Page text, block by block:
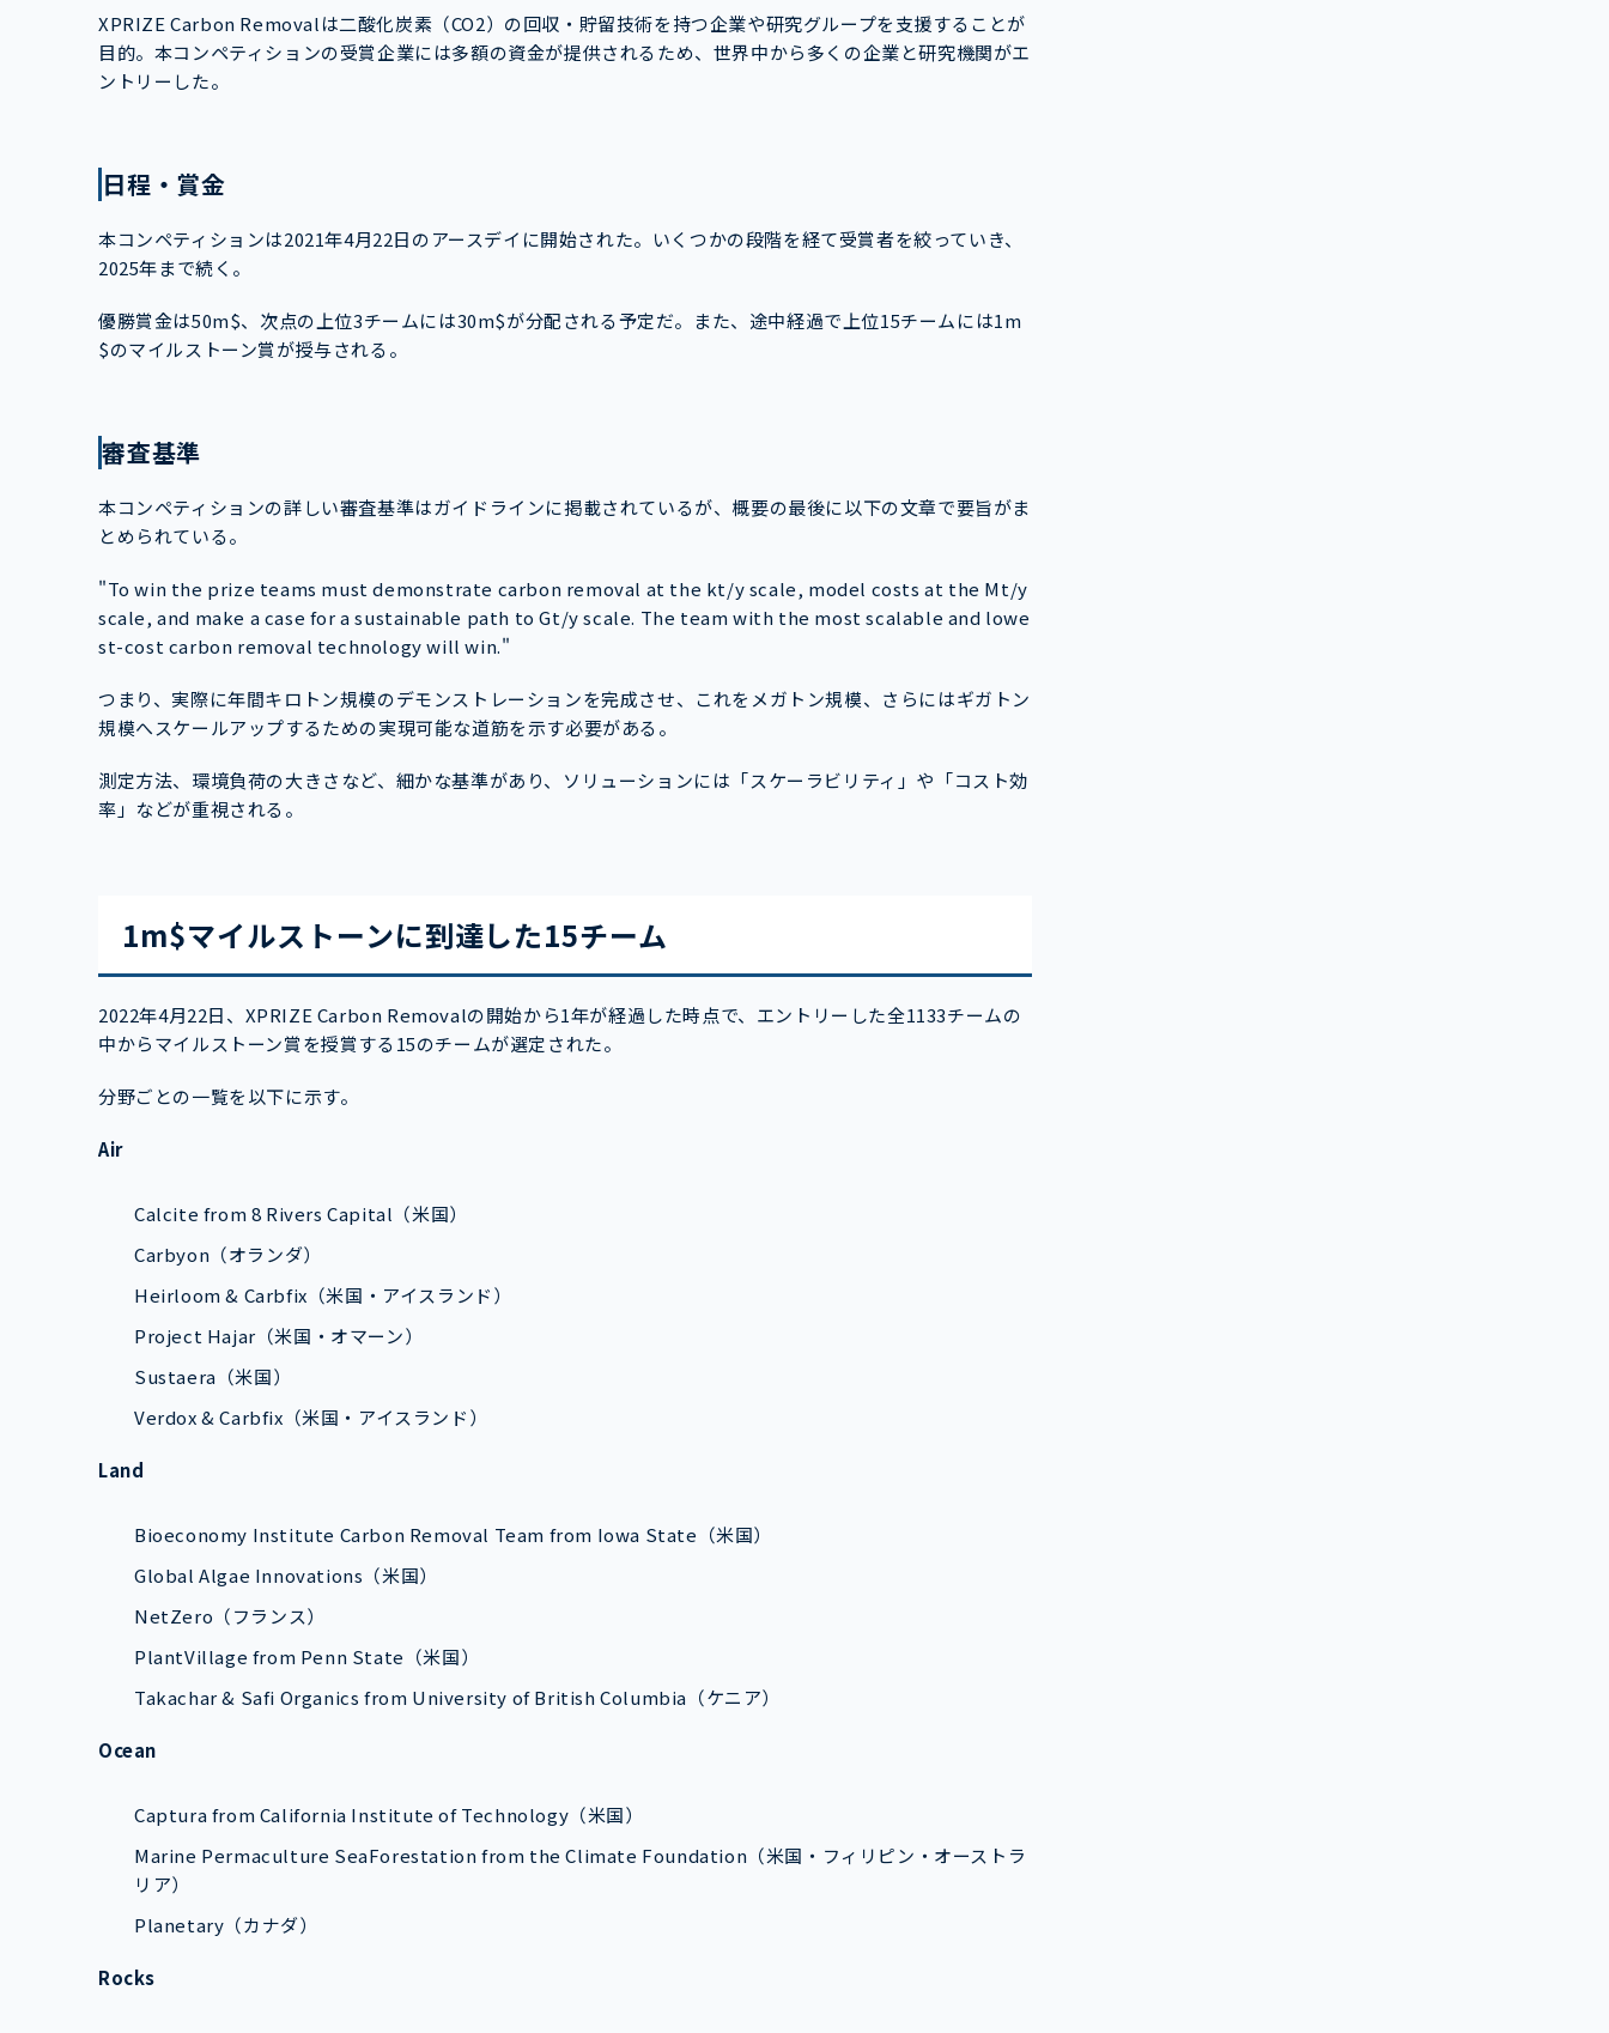
XPRIZE Carbon Removalは二酸化炭素（CO2）の回収・貯留技術を持つ企業や研究グループを支援することが
目的。本コンペティションの受賞企業には多額の資金が提供されるため、世界中から多くの企業と研究機関がエ
ントリーした。
日程・賞金
本コンペティションは2021年4月22日のアースデイに開始された。いくつかの段階を経て受賞者を絞っていき、
2025年まで続く。
優勝賞金は50m$、次点の上位3チームには30m$が分配される予定だ。また、途中経過で上位15チームには1m
$のマイルストーン賞が授与される。
審査基準
本コンペティションの詳しい審査基準はガイドラインに掲載されているが、概要の最後に以下の文章で要旨がま
とめられている。
"To win the prize teams must demonstrate carbon removal at the kt/y scale, model costs at the Mt/y
scale, and make a case for a sustainable path to Gt/y scale. The team with the most scalable and lowe
st-cost carbon removal technology will win."
つまり、実際に年間キロトン規模のデモンストレーションを完成させ、これをメガトン規模、さらにはギガトン
規模へスケールアップするための実現可能な道筋を示す必要がある。
測定方法、環境負荷の大きさなど、細かな基準があり、ソリューションには「スケーラビリティ」や「コスト効
率」などが重視される。
1m$マイルストーンに到達した15チーム
2022年4月22日、XPRIZE Carbon Removalの開始から1年が経過した時点で、エントリーした全1133チームの
中からマイルストーン賞を授賞する15のチームが選定された。
分野ごとの一覧を以下に示す。
Air
Calcite from 8 Rivers Capital（米国）
Carbyon（オランダ）
Heirloom & Carbfix（米国・アイスランド）
Project Hajar（米国・オマーン）
Sustaera（米国）
Verdox & Carbfix（米国・アイスランド）
Land
Bioeconomy Institute Carbon Removal Team from Iowa State（米国）
Global Algae Innovations（米国）
NetZero（フランス）
PlantVillage from Penn State（米国）
Takachar & Safi Organics from University of British Columbia（ケニア）
Ocean
Captura from California Institute of Technology（米国）
Marine Permaculture SeaForestation from the Climate Foundation（米国・フィリピン・オーストラ
リア）
Planetary（カナダ）
Rocks